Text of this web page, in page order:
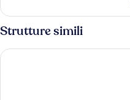
Junior
Strutture simili
Hotel Mea - Aeolian Charme